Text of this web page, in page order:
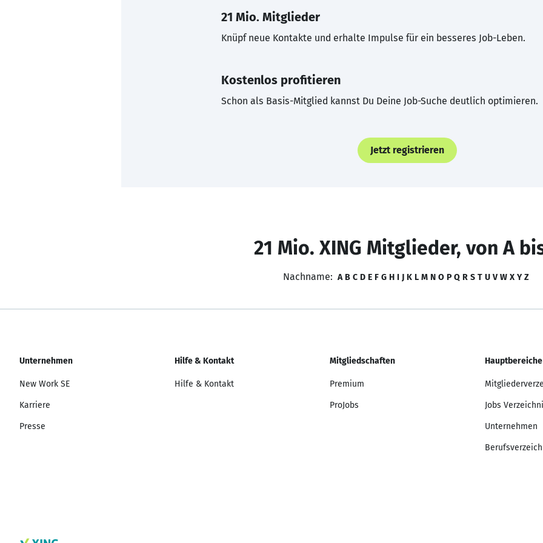
21 Mio. Mitglieder
Knüpf neue Kontakte und erhalte Impulse für ein besseres Job-Leben.
Kostenlos profitieren
Schon als Basis-Mitglied kannst Du Deine Job-Suche deutlich optimieren.
Jetzt registrieren
21 Mio. XING Mitglieder, von A
Nachname: A B C D E F G H I J K L M N O P Q R S T U V W X Y Z
Unternehmen
New Work SE
Karriere
Presse
Hilfe & Kontakt
Hilfe & Kontakt
Mitgliedschaften
Premium
ProJobs
Hauptbereiche
Jobs
Unternehmen